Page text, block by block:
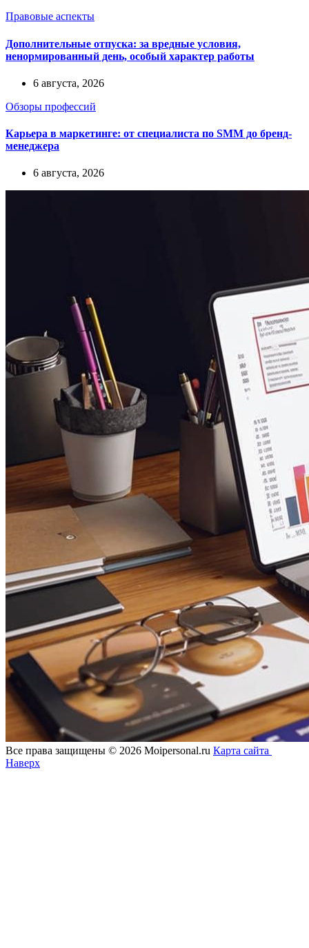
Правовые аспекты
Дополнительные отпуска: за вредные условия,
ненормированный день, особый характер работы
6 августа, 2026
Обзоры профессий
Карьера в маркетинге: от специалиста по SMM до бренд-
менеджера
6 августа, 2026
Все права защищены © 2026 Moipersonal.ru Карта сайта
Наверх